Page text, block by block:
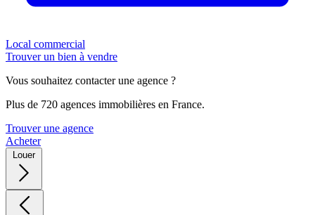
Local commercial
Trouver un bien à vendre
Vous souhaitez contacter une agence ?
Plus de 720 agences immobilières en France.
Trouver une agence
Acheter
Louer